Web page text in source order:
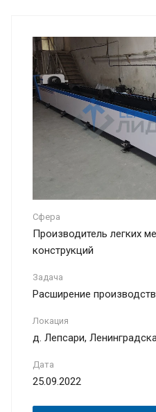
Сфера
Производитель легких
конструкций
Задача
Расширение
Локация
д. Лепсари,
Дата
25.09.2022